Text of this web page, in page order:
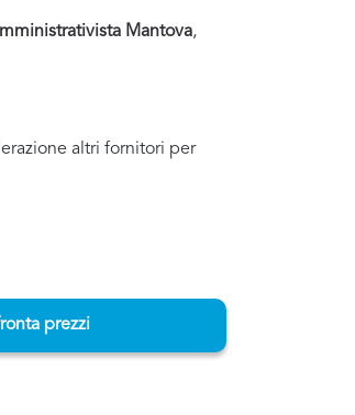
Mantova,
altri fornitori per
prezzi